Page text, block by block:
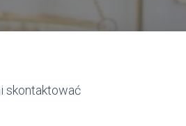
skontaktować